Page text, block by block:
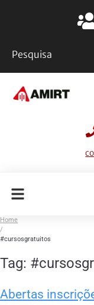
Home
/
#cursosgratuitos
Tag:
Abertas